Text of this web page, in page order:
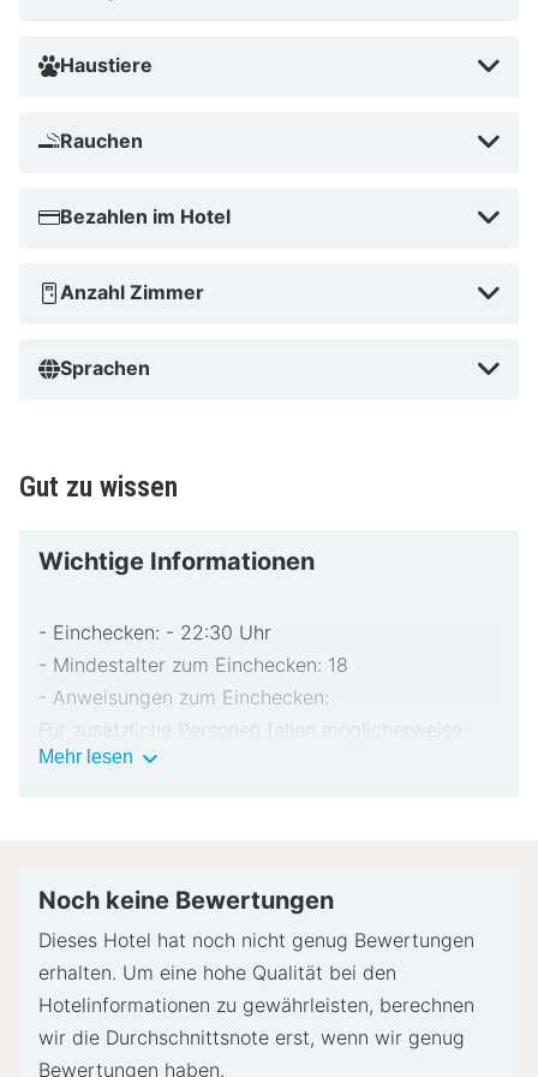
Haustiere
Rauchen
Bezahlen im Hotel
Anzahl Zimmer
Sprachen
Gut zu wissen
Wichtige Informationen
- Einchecken: - 22:30 Uhr
- Mindestalter zum Einchecken: 18
- Anweisungen zum Einchecken:
Für zusätzliche Personen fallen möglicherweise
Gebühren an, die abhängig von den Bestimmungen
bar für unvorhergesehene Aufwendungen verlangt.
versucht, Sonderwünschen entgegenzukommen,
Eventuell fallen zusätzliche Gebühren an.
Diese Unterkunft akzeptiert Kreditkarten und
Mehr lesen Wichtige
Noch keine Bewertungen
Dieses Hotel hat noch nicht genug Bewertungen
erhalten. Um eine hohe Qualität bei den
Hotelinformationen zu gewährleisten, berechnen
wir die Durchschnittsnote erst, wenn wir genug
Bewertungen haben.